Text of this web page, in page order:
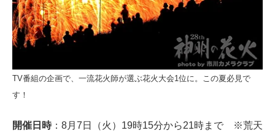
TV番組の企画で、一流花火師が選ぶ花火大会1位に。この夏必見で
す！
開催日時：8月7日（火）19時15分から21時まで ※荒天